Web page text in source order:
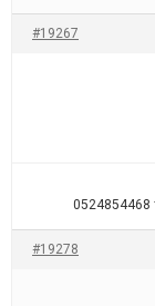
#19267
#19278